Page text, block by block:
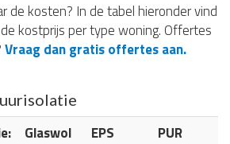
de kosten? In de tabel hieronder vind
kostprijs per type woning. Offertes
Vraag dan gratis offertes aan.
Glaswol
EPS
PUR